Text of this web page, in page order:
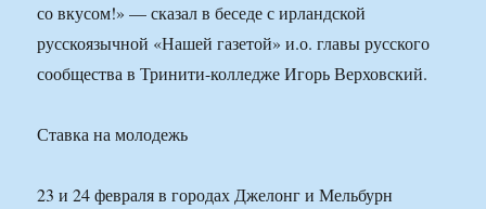
со вкусом!» — сказал в беседе с ирландской
русскоязычной «Нашей газетой» и.о. главы русского
сообщества в Тринити-колледже Игорь Верховский.
Ставка на молодежь
23 и 24 февраля в городах Джелонг и Мельбурн